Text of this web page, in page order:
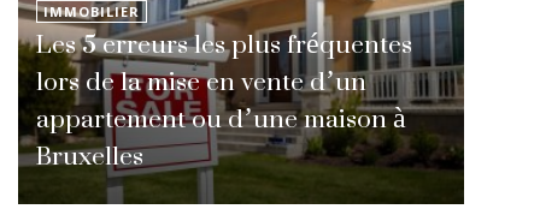
IMMOBILIER
Les 5 erreurs les plus fréquentes
lors de la mise en vente d’un
appartement ou d’une maison à
Bruxelles